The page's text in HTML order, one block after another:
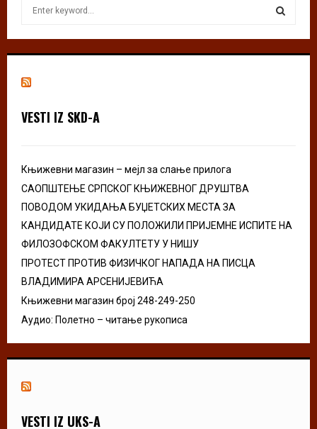
h
r
S
VESTI IZ SKD-A
Књижевни магазин – мејл за слање прилога
САОПШТЕЊЕ СРПСКОГ КЊИЖЕВНОГ ДРУШТВА
ПОВОДОМ УКИДАЊА БУЏЕТСКИХ МЕСТА ЗА
КАНДИДАТЕ КОЈИ СУ ПОЛОЖИЛИ ПРИЈЕМНЕ ИСПИТЕ НА
ФИЛОЗОФСКОМ ФАКУЛТЕТУ У НИШУ
ПРОТЕСТ ПРОТИВ ФИЗИЧКОГ НАПАДА НА ПИСЦА
ВЛАДИМИРА АРСЕНИЈЕВИЋА
Књижевни магазин број 248-249-250
Аудио: Полетно – читање рукописа
VESTI IZ UKS-A